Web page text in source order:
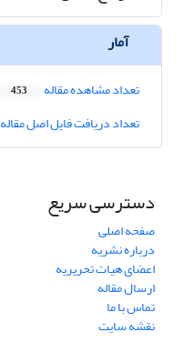
آمار
تعداد مشاهده مقاله 453
تعداد دریافت فایل اصل مقاله
دسترسی سریع
صفحه اصلی
درباره نشریه
اعضای هیات تحریریه
ارسال مقاله
تماس با ما
نقشه سایت